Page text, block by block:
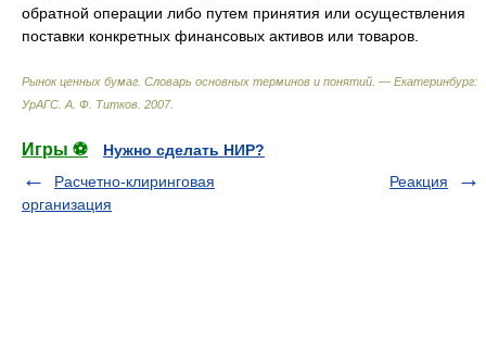
обратной операции либо путем принятия или осуществления
поставки конкретных финансовых активов или товаров.
Рынок ценных бумаг. Словарь основных терминов и понятий. — Екатеринбург:
УрАГС А. Ф. Титков 2007.
Игры ⚽
Нужно сделать НИР?
Расчетно-клиринговая
организация
Реакция